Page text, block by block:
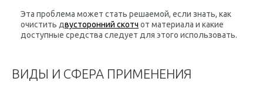
Эта проблема может стать решаемой, если знать, как
очистить двусторонний скотч от материала и какие
доступные средства следует для этого использовать.
ВИДЫ И СФЕРА ПРИМЕНЕНИЯ